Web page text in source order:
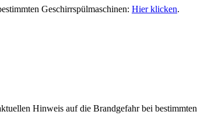
Geschirrspülmaschinen: Hier klicken.
Hinweis auf die Brandgefahr bei bestimmten